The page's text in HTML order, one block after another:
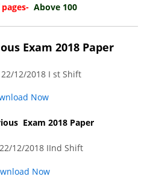
Above 100
Exam 2018 Paper
22/12/2018 I st Shift
Now
Exam 2018 Paper
12/2018 IInd Shift
Now